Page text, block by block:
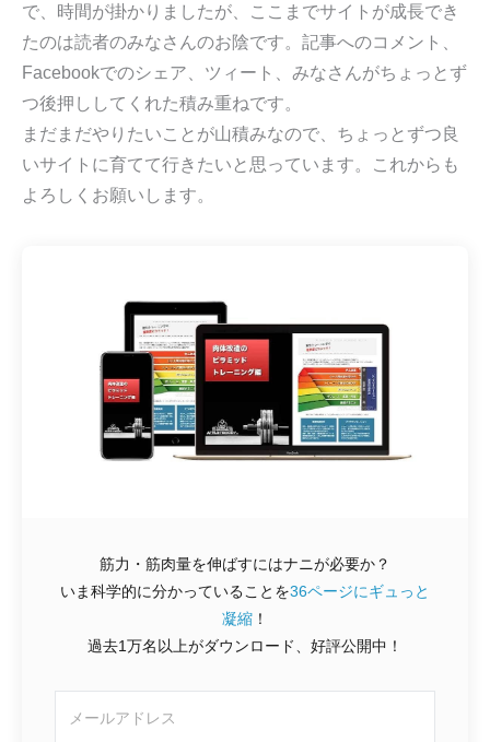
で、時間が掛かりましたが、ここまでサイトが成長でき
たのは読者のみなさんのお陰です。記事へのコメント、
Facebookでのシェア、ツィート、みなさんがちょっとず
つ後押ししてくれた積み重ねです。
まだまだやりたいことが山積みなので、ちょっとずつ良
いサイトに育てて行きたいと思っています。これからも
よろしくお願いします。
筋力・筋肉量を伸ばすにはナニが必要か？
いま科学的に分かっていることを36ページにギュっと
凝縮 ！
過去1万名以上がダウンロード、好評公開中！